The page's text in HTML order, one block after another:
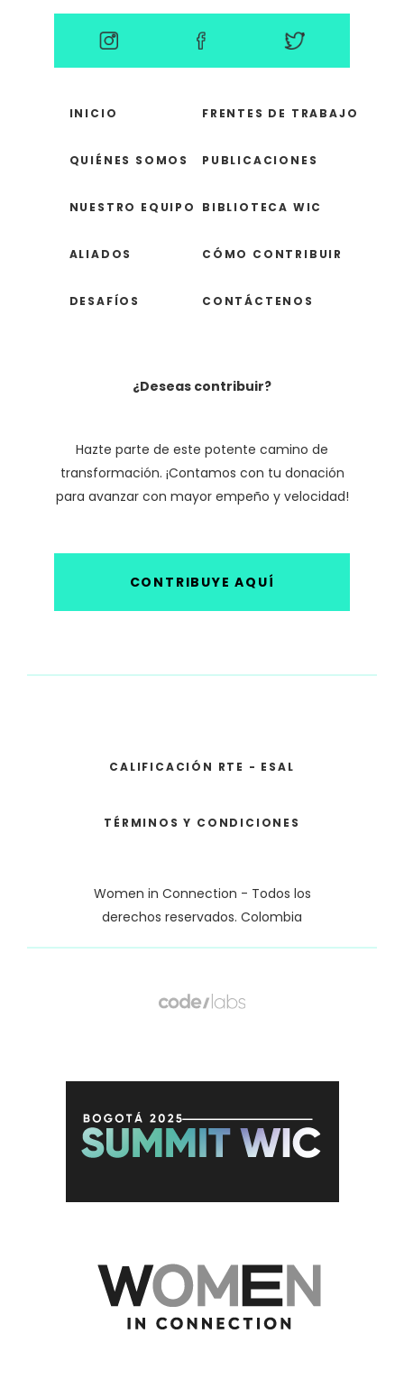
INICIO
QUIÉNES SOMOS
NUESTRO EQUIPO
ALIADOS
DESAFÍOS
FRENTES DE TRABAJO
PUBLICACIONES
BIBLIOTECA WIC
CÓMO CONTRIBUIR
CONTÁCTENOS
¿Deseas contribuir?
Hazte parte de este potente camino de
transformación. ¡Contamos con tu donación
para avanzar con mayor empeño y velocidad!
CONTRIBUYE AQUÍ
Women in Connection - Todos los
derechos reservados. Colombia
TÉRMINOS Y CONDICIONES
CALIFICACIÓN RTE - ESAL